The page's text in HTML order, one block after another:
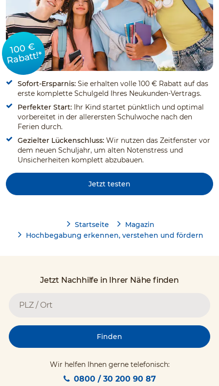
100 €
Rabatt!*
Sofort-Ersparnis: Sie erhalten volle 100 € Rabatt auf das
erste komplette Schulgeld Ihres Neukunden-Vertrags.
Perfekter Start: Ihr Kind startet pünktlich und optimal
vorbereitet in der allerersten Schulwoche nach den
Ferien durch.
Gezielter Lückenschluss: Wir nutzen das Zeitfenster vor
dem neuen Schuljahr, um alten Notenstress und
Unsicherheiten komplett abzubauen.
Jetzt testen
Startseite
Magazin
Hochbegabung erkennen, verstehen und fördern
Jetzt Nachhilfe in Ihrer Nähe finden
Finden
Wir helfen Ihnen gerne telefonisch:
0800 / 30 200 90 87